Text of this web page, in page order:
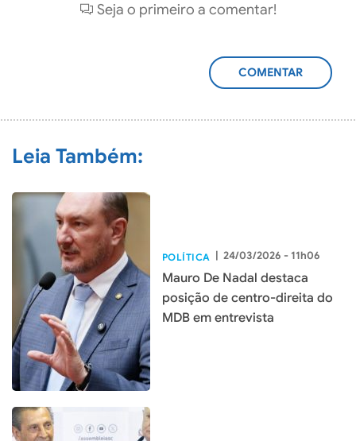
Seja o primeiro a comentar!
ADICIONAR
Leia Também:
POLÍTICA | 24/03/2026 - 11h06
Mauro De Nadal destaca
posição de centro-direita do
MDB em entrevista